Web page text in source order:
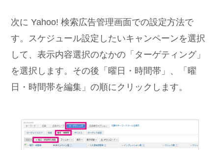
次に Yahoo! 検索広告管理画面での設定方法で
す。スケジュール設定したいキャンペーンを選択
して、表示内容選択のなかの「ターゲティング」
を選択します。その後「曜日・時間帯」、「曜
日・時間帯を編集」の順にクリックします。